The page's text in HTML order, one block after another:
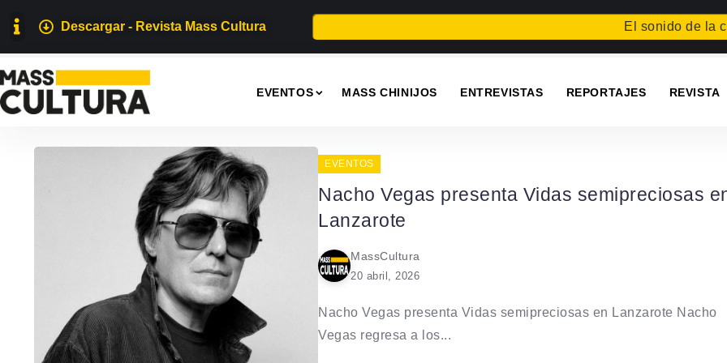
Descargar - Revista Mass Cultura El sonido de la
EVENTOS MASS CHINIJOS ENTREVISTAS REPORTAJES REVISTA
EVENTOS
Nacho Vegas presenta Vidas semipreciosas
Lanzarote
MassCultura
20 abril, 2026
Nacho Vegas presenta Vidas semipreciosas en Lanzarote Nacho
Vegas regresa a los...